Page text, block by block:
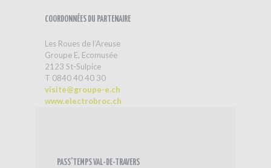
COORDONNÉES DU PARTENAIRE
Les Roues de l’Areuse
Groupe E, Ecomusée
2123 St-Sulpice
T 0840 40 40 30
visite@groupe-e.ch
www.electrobroc.ch
PASS’TEMPS VAL-DE-TRAVERS